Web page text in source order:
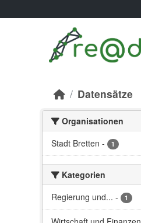
Datensätze
Organisationen
Stadt Bretten - 1
Kategorien
Regierung und... - 1